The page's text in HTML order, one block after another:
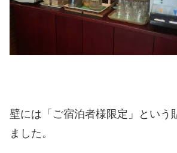
壁には「ご宿泊者様限定」という
ました。